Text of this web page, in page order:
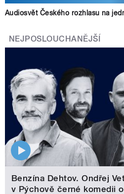
Audiosvět Českého rozhlasu na
NEJPOSLOUCHANĚJŠÍ
Benzína Dehtov. Ondřej
v Pýchově černé komedii